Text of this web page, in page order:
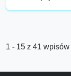
1 - 15 z 41 wpisów